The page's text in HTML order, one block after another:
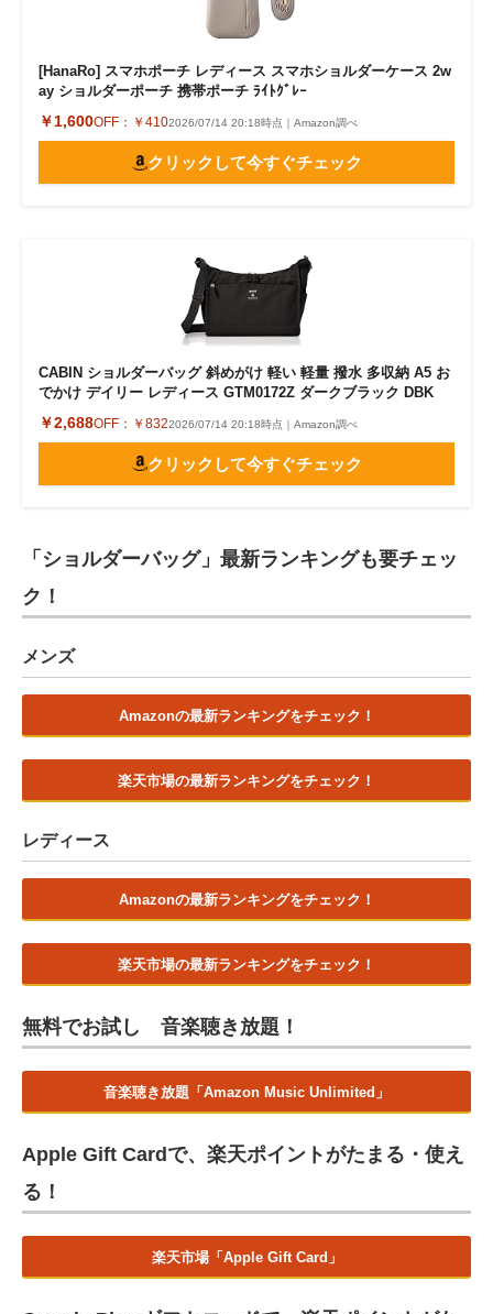
[HanaRo] スマホポーチ レディース スマホショルダーケース 2w
ay ショルダーポーチ 携帯ポーチ ﾗｲﾄｸﾞﾚｰ
￥1,600OFF： ￥4102026/07/14 20:18時点｜Amazon調べ
クリックして今すぐチェック
CABIN ショルダーバッグ 斜めがけ 軽い 軽量 撥水 多収納 A5 お
でかけ デイリー レディース GTM0172Z ダークブラック DBK
￥2,688OFF： ￥8322026/07/14 20:18時点｜Amazon調べ
クリックして今すぐチェック
「ショルダーバッグ」最新ランキングも要チェッ
ク！
メンズ
Amazonの最新ランキングをチェック！
楽天市場の最新ランキングをチェック！
レディース
Amazonの最新ランキングをチェック！
楽天市場の最新ランキングをチェック！
無料でお試し 音楽聴き放題！
音楽聴き放題「Amazon Music Unlimited」
Apple Gift Cardで、楽天ポイントがたまる・使え
る！
楽天市場「Apple Gift Card」